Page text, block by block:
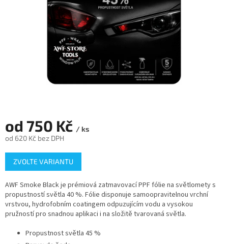
od 750 Kč / ks
od 620 Kč bez DPH
Měrná
cena:
ZVOLTE VARIANTU
AWF Smoke Black je prémiová zatmavovací PPF fólie na světlomety s
propustností světla 40 %. Fólie disponuje samoopravitelnou vrchní
vrstvou, hydrofobním coatingem odpuzujícím vodu a vysokou
pružností pro snadnou aplikaci i na složitě tvarovaná světla.
Propustnost světla 45 %